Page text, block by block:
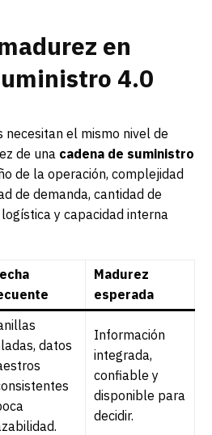
en
4.0
el mismo nivel de
de una cadena de suministro
de la operación, complejidad
de demanda, cantidad de
y capacidad interna
Madurez
esperada
datos
Información
integrada,
confiable y
disponible para
decidir.